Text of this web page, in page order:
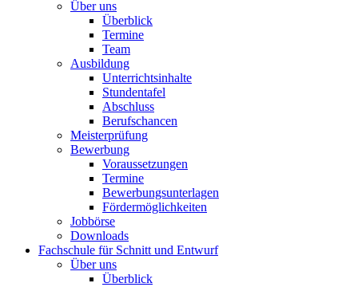
Über uns
Überblick
Termine
Team
Ausbildung
Unterrichtsinhalte
Stundentafel
Abschluss
Berufschancen
Meisterprüfung
Bewerbung
Voraussetzungen
Termine
Bewerbungsunterlagen
Fördermöglichkeiten
Jobbörse
Downloads
Fachschule für Schnitt und Entwurf
Über uns
Überblick